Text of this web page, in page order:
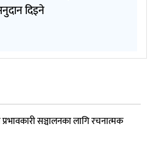
दिइने
सञ्चालनका लागि रचनात्मक